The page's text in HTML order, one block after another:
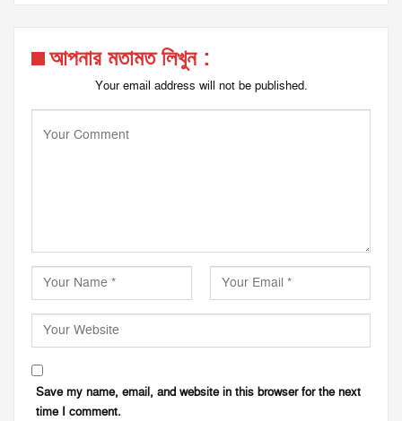
আপনার মতামত লিখুন :
Your email address will not be published.
Save my name, email, and website in this browser for the next
time I comment.